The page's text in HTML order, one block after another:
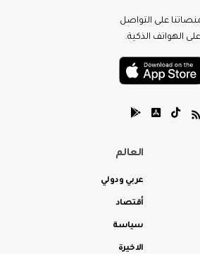
على التواصل
الهواتف الذكية.
العالم
عربي ودولي
أقتصاد
سياسة
الاخيرة